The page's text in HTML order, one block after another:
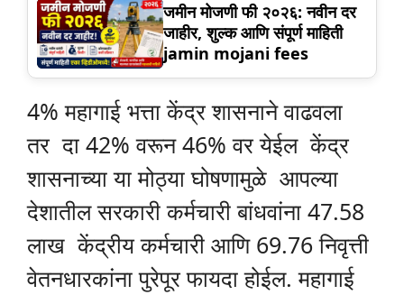
जमीन मोजणी फी २०२६: नवीन दर
जाहीर, शुल्क आणि संपूर्ण माहिती
jamin mojani fees
4% महागाई भत्ता केंद्र शासनाने वाढवला
तर दा 42% वरून 46% वर येईल केंद्र
शासनाच्या या मोठ्या घोषणामुळे आपल्या
देशातील सरकारी कर्मचारी बांधवांना 47.58
लाख केंद्रीय कर्मचारी आणि 69.76 निवृत्ती
वेतनधारकांना पुरेपूर फायदा होईल. महागाई